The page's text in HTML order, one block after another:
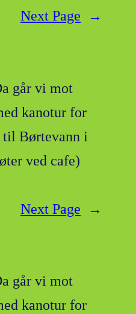
Next Page
→
går vi mot
kanotur for
Børtevann i
ved cafe)
Next Page
→
går vi mot
kanotur for